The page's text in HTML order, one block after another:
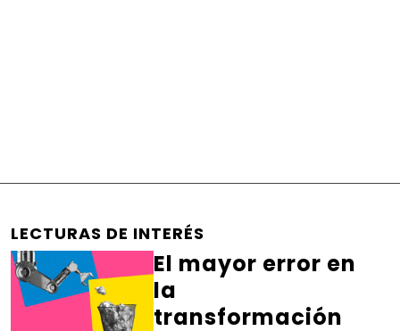
LECTURAS DE INTERÉS
El mayor error en
la
transformación